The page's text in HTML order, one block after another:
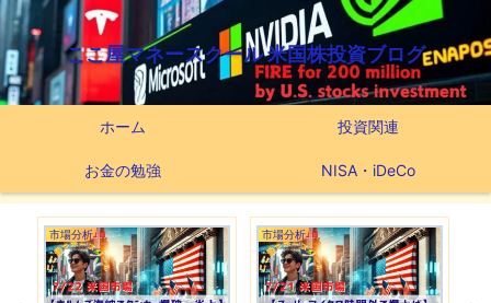
ここ屋マネースクール 米国株投資ブログ
ホーム 投資関連
お金の勉強 NISA・iDeCo
市場分析 市場分析